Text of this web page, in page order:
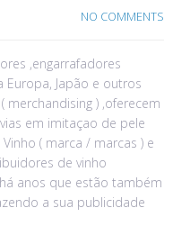
NO COMMENTS
,engarrafadores
Japão e outros
) ,oferecem
em imitaçao de pele
( marca / marcas ) e
de vinho
anos que estão também
a sua publicidade